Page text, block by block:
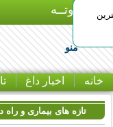
بـیتوتــه
منو
خانه اخبار داغ
تازه های بیماری و راه